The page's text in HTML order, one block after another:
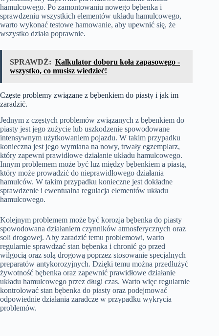
hamulcowego. Po zamontowaniu nowego bębenka i
sprawdzeniu wszystkich elementów układu hamulcowego,
warto wykonać testowe hamowanie, aby upewnić się, że
wszystko działa poprawnie.
SPRAWDŹ: Kalkulator doboru koła zapasowego -
wszystko, co musisz wiedzieć!
Częste problemy związane z bębenkiem do piasty i jak im
zaradzić.
Jednym z częstych problemów związanych z bębenkiem do
piasty jest jego zużycie lub uszkodzenie spowodowane
intensywnym użytkowaniem pojazdu. W takim przypadku
konieczna jest jego wymiana na nowy, trwały egzemplarz,
który zapewni prawidłowe działanie układu hamulcowego.
Innym problemem może być luz między bębenkiem a piastą,
który może prowadzić do nieprawidłowego działania
hamulców. W takim przypadku konieczne jest dokładne
sprawdzenie i ewentualna regulacja elementów układu
hamulcowego.
Kolejnym problemem może być korozja bębenka do piasty
spowodowana działaniem czynników atmosferycznych oraz
soli drogowej. Aby zaradzić temu problemowi, warto
regularnie sprawdzać stan bębenka i chronić go przed
wilgocią oraz solą drogową poprzez stosowanie specjalnych
preparatów antykorozyjnych. Dzięki temu można przedłużyć
żywotność bębenka oraz zapewnić prawidłowe działanie
układu hamulcowego przez długi czas. Warto więc regularnie
kontrolować stan bębenka do piasty oraz podejmować
odpowiednie działania zaradcze w przypadku wykrycia
problemów.